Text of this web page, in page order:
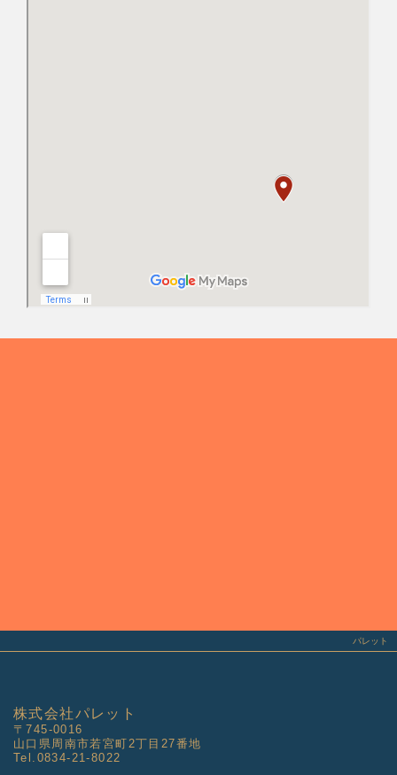
パレット
株式会社パレット
〒745-0016
山口県周南市若宮町2丁目27番地
Tel.0834-21-8022